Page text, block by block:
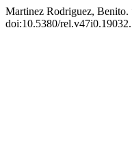
Martinez Rodriguez,
doi:10.5380/rel.v47i0.19032.